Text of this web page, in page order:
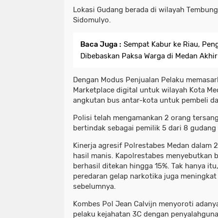
​Lokasi Gudang berada di wilayah
Sidomulyo.
Baca Juga : Sempat Kabur ke Riau,
Dibebaskan Paksa Warga di Medan
Dengan ​Modus Penjualan Pelaku
Marketplace digital untuk wilayah Kota
angkutan bus antar-kota untuk pembeli
​Polisi telah mengamankan 2 orang
bertindak sebagai pemilik 5 dari 8
​Kinerja agresif Polrestabes Medan dalam
hasil manis. Kapolrestabes menyebutkan
berhasil ditekan hingga 15%. Tak hanya
peredaran gelap narkotika juga
sebelumnya.
​Kombes Pol Jean Calvijn menyoroti
pelaku kejahatan 3C dengan